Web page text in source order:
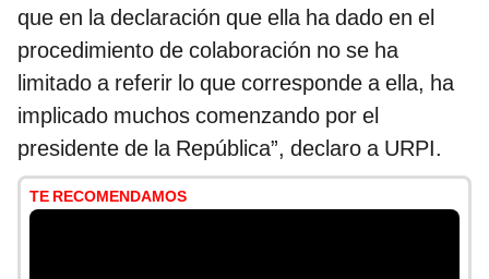
que en la declaración que ella ha dado en el
procedimiento de colaboración no se ha
limitado a referir lo que corresponde a ella, ha
implicado muchos comenzando por el
presidente de la República”, declaro a URPI.
TE RECOMENDAMOS